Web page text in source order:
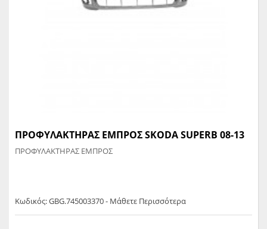
ΠΡΟΦΥΛΑΚΤΗΡΑΣ ΕΜΠΡΟΣ SKODA SUPERB 08-13
ΠΡΟΦΥΛΑΚΤΗΡΑΣ ΕΜΠΡΟΣ
Κωδικός: GBG.745003370 - Μάθετε Περισσότερα